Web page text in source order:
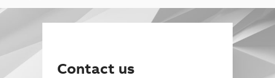
Contact us